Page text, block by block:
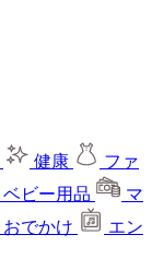
健康
ファ
ベビー用品
マ
おでかけ
エン